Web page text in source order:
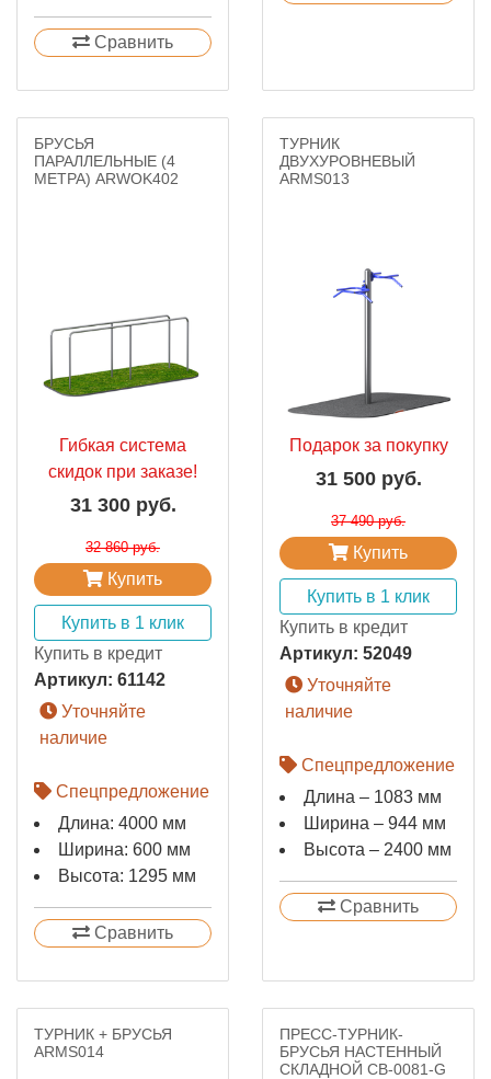
Сравнить
БРУСЬЯ
ПАРАЛЛЕЛЬНЫЕ (4
МЕТРА) ARWOK402
Гибкая система
скидок при заказе!
31 300 руб.
32 860 руб.
Купить
Купить в 1 клик
Купить в кредит
Артикул: 61142
Уточняйте
наличие
Спецпредложение
Длина: 4000 мм
Ширина: 600 мм
Высота: 1295 мм
Сравнить
ТУРНИК
ДВУХУРОВНЕВЫЙ
ARMS013
Подарок за покупку
31 500 руб.
37 490 руб.
Купить
Купить в 1 клик
Купить в кредит
Артикул: 52049
Уточняйте
наличие
Спецпредложение
Длина – 1083 мм
Ширина – 944 мм
Высота – 2400 мм
Сравнить
ТУРНИК + БРУСЬЯ
ARMS014
ПРЕСС-ТУРНИК-
БРУСЬЯ НАСТЕННЫЙ
СКЛАДНОЙ СВ-0081-G